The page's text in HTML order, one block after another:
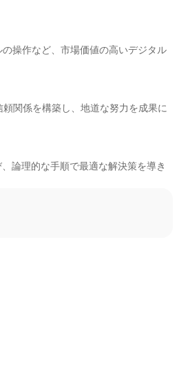
操作など、市場価値の高いデジタル
関係を構築し、地道な努力を成果に
論理的な手順で最適な解決策を導き